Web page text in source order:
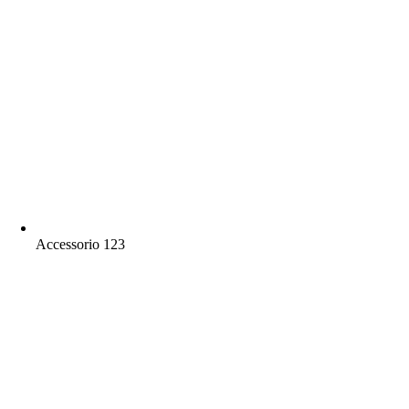
Accessorio 123